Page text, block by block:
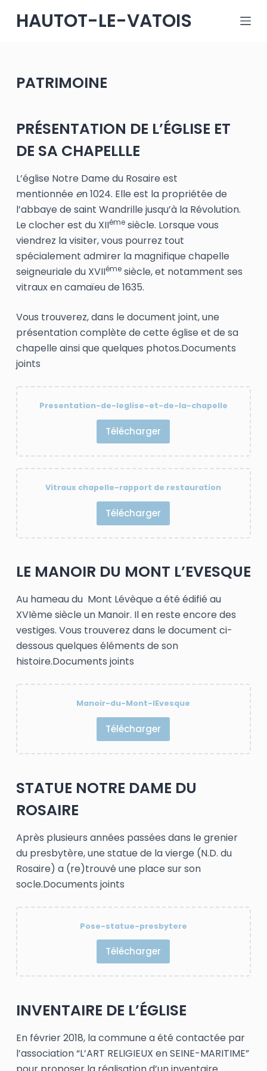
P
a
e
c
o
e
n
u
HAUTOT-LE-VATOIS
PATRIMOINE
PRÉSENTATION DE L’ÉGLISE ET
DE SA CHAPELLLE
L’église Notre Dame du Rosaire est
mentionnéeen 1024. Elle est la propriétée de
l’abbaye de saint Wandrille jusqu’à la Révolution.
Le clocher est du XIIémesiècle. Lorsque vous
viendrez la visiter, vous pourrez tout
spécialement admirer la magnifique chapelle
seigneuriale du XVIIémesiècle, et notamment ses
vitraux en camaïeu de 1635.
Vous trouverez, dans le document joint, une
présentation complète de cette église et de sa
chapelle ainsi que quelques photos.Documents
joints
Presentation-de-leglise-et-de-la-chapelle
Télécharger
Vitraux chapelle-rapport de restauration
Télécharger
LE MANOIR DU MONT L’EVESQUE
Au hameau du Mont Lévèque a été édifié au
XVIème siècle un Manoir. Il en reste encore des
vestiges. Vous trouverez dans le document ci-
dessous quelques éléments de son
histoire.Documents joints
Manoir-du-Mont-lEvesque
Télécharger
STATUE NOTRE DAME DU
ROSAIRE
Après plusieurs années passées dans le grenier
du presbytère, une statue de la vierge (N.D. du
Rosaire) a (re)trouvé une place sur son
socle.Documents joints
Pose-statue-presbytere
Télécharger
INVENTAIRE DE L’ÉGLISE
En février 2018, la commune a été contactée par
l’association “L’ART RELIGIEUX en SEINE-MARITIME”